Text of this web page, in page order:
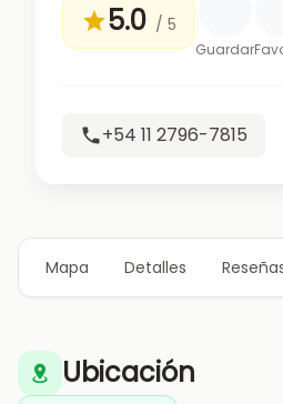
5.0 / 5
Guardar
+54 11 2796-7815
Mapa Detalles
Ubicación